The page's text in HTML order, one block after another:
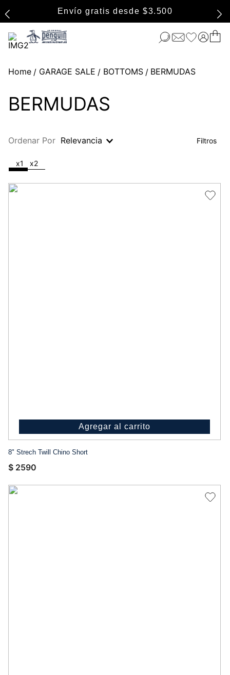
Envío gratis desde $3.500
GARAGE SALE BOTTOMS BERMUDAS
BERMUDAS
Ordenar Por Relevancia
x1 x2
Agregar al carrito
8" Strech Twill Chino Short
$ 2590